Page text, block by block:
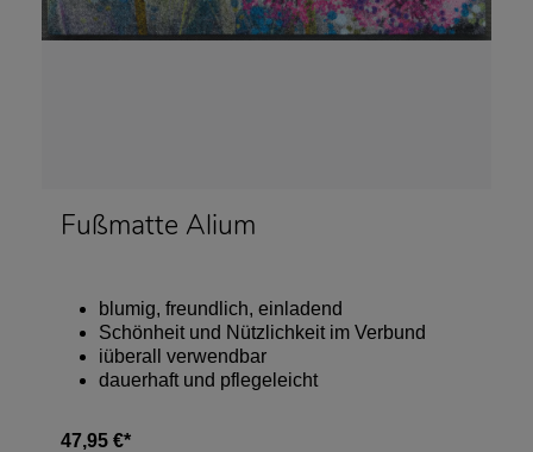
Fußmatte Alium
blumig, freundlich, einladend
Schönheit und Nützlichkeit im Verbund
iüberall verwendbar
dauerhaft und pflegeleicht
47,95 €*